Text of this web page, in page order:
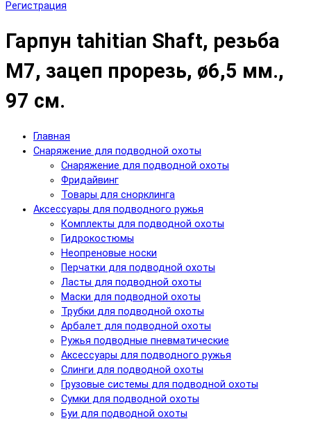
Регистрация
Гарпун tahitian Shaft, резьба
М7, зацеп прорезь, ø6,5 мм.,
97 см.
Главная
Снаряжение для подводной охоты
Снаряжение для подводной охоты
Фридайвинг
Товары для снорклинга
Аксессуары для подводного ружья
Комплекты для подводной охоты
Гидрокостюмы
Неопреновые носки
Перчатки для подводной охоты
Ласты для подводной охоты
Маски для подводной охоты
Трубки для подводной охоты
Арбалет для подводной охоты
Ружья подводные пневматические
Аксессуары для подводного ружья
Слинги для подводной охоты
Грузовые системы для подводной охоты
Сумки для подводной охоты
Буи для подводной охоты